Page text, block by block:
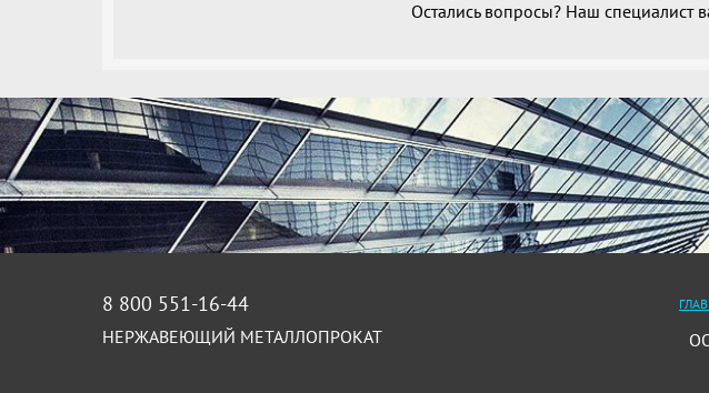
Остались вопросы? Наш специалист
8 800 551-16-44
НЕРЖАВЕЮЩИЙ МЕТАЛЛОПРОКАТ